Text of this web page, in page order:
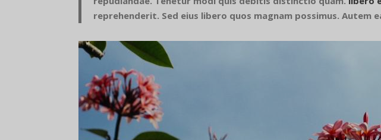
reprehenderit. Sed eius libero quos magnam possimus.